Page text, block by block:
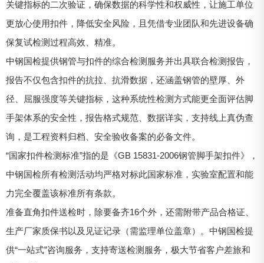
关键指标的二次验证，确保数据的科学性和权威性，让施工单位
更放心使用扣件，降低安全风险，且凭借专业团队和先进设备确
保复试检测过程高效、精准。
中钢国检提供钢管与扣件的综合检测服务并出具联合检测报告，
报告不仅包含扣件的抗拉、抗滑数据，还涵盖钢管的壁厚、外
径、屈服强度等关键指标，这种系统性检测方式能更全面评估脚
手架体系的安全性，报告格式规范、数据详实，支持线上真伪查
询，是工程资料归档、安全验收备案的必备文件。
“国家扣件检测标准”指的是《GB 15831-2006钢管脚手架扣件》，
中钢国检所有检测活动均严格对标此国家标准，实验室配置和能
力完全覆盖该标准所有条款。
准备直角扣件送检时，除要备齐16个外，还需附带产品合格证、
生产厂家质保书以及见证记录（需监理单位盖章）。中钢国检提
供“一站式”咨询服务，支持寄送检测服务，极大节省客户差旅和